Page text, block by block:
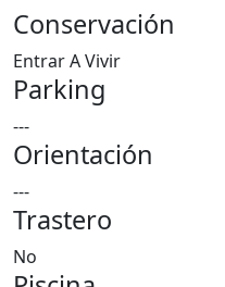
Conservación
Entrar A Vivir
Parking
---
Orientación
---
Trastero
No